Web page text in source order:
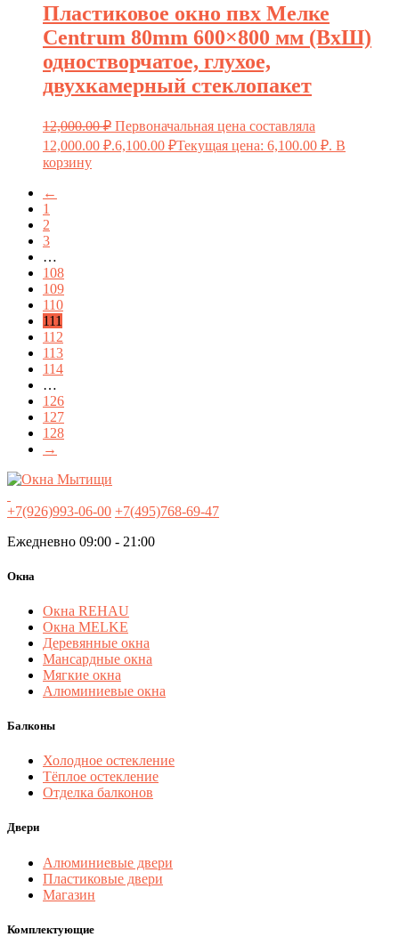
Пластиковое окно пвх Мелке
Centrum 80mm 600×800 мм (ВxШ)
одностворчатое, глухое,
двухкамерный стеклопакет
12,000.00₽ Первоначальная цена составляла
12,000.00 ₽.6,100.00 ₽Текущая цена: 6,100.00 ₽. В
корзину
←
1
2
3
…
108
109
110
111
112
113
114
…
126
127
128
→
+7(926)993-06-00 +7(495)768-69-47
Ежедневно 09:00 - 21:00
Окна
Окна REHAU
Окна MELKE
Деревянные окна
Мансардные окна
Мягкие окна
Алюминиевые окна
Балконы
Холодное остекление
Тёплое остекление
Отделка балконов
Двери
Алюминиевые двери
Пластиковые двери
Магазин
Комплектующие